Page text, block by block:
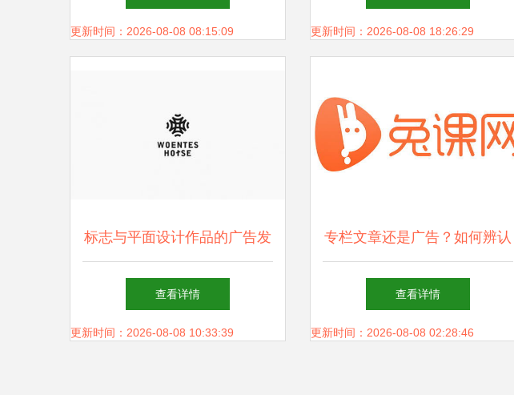
训深度解析
更新时间：2026-08-08 08:15:09 更新时间：2026-08-08 18:26:29
标志与平面设计作品的广告发
布策略
查看详情
更新时间：2026-08-08 10:33:39
专栏文章还是广告？如何辨认
互联网上的“软广”陷阱
查看详情
更新时间：2026-08-08 02:28:46